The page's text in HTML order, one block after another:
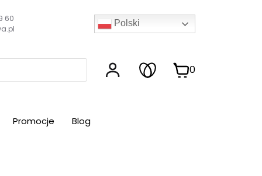
60
Polski
0
Promocje Blog